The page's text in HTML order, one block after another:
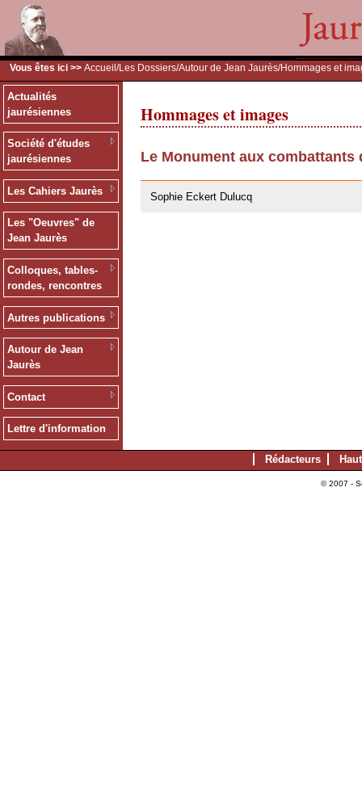
Vous êtes ici >> Accueil /Les Dossiers/Autour de Jean Jaurès/Hommages et
Actualités
jaurésiennes
Société d'études
jaurésiennes
Les Cahiers Jaurès
Les "Oeuvres" de
Jean Jaurès
Colloques, tables-
rondes, rencontres
Autres publications
Autour de Jean
Jaurès
Contact
Lettre d'information
Hommages et images
Le Monument aux combattants
Sophie Eckert Dulucq
Rédacteurs
© 2007 -